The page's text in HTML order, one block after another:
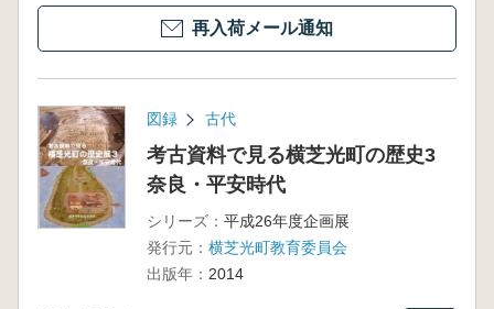
再入荷メール通知
図録 古代
考古資料で見る横芝光町の歴史3
奈良・平安時代
シリーズ： 平成26年度企画展
発行元： 横芝光町教育委員会
出版年： 2014